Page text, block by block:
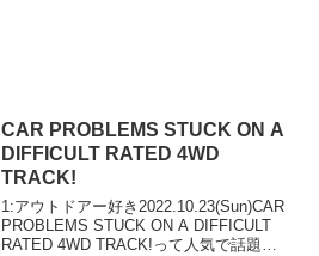
CAR PROBLEMS STUCK ON A
DIFFICULT RATED 4WD
TRACK!
1:アウトドアー好き2022.10.23(Sun)CAR
PROBLEMS STUCK ON A DIFFICULT
RATED 4WD TRACK!って人気で話題ら